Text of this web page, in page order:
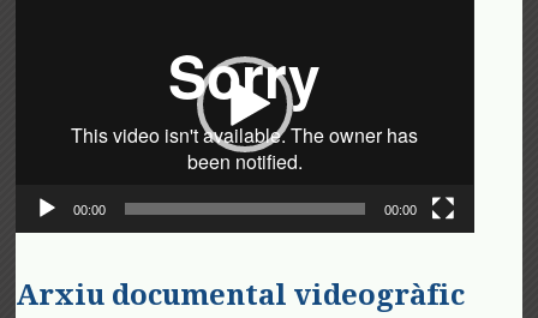
00:00 00:00
Arxiu documental videogràfic